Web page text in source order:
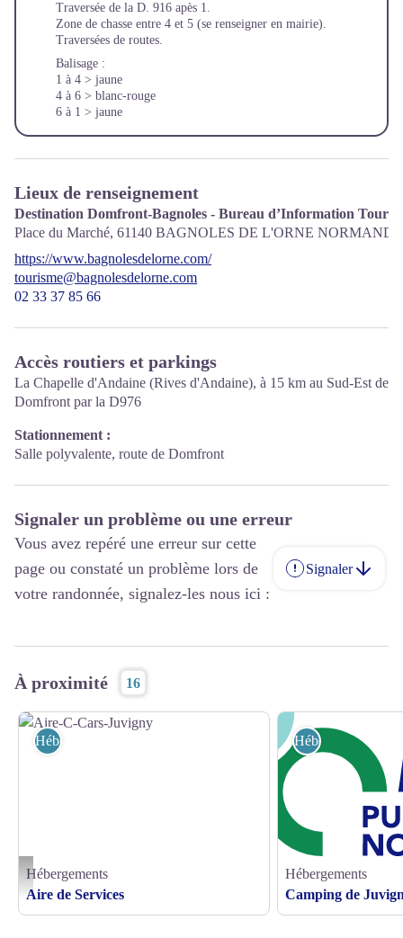
Traversée de la D. 916 apès 1.
Zone de chasse entre 4 et 5 (se renseigner en mairie).
Traversées de routes.
Balisage :
1 à 4 > jaune
4 à 6 > blanc-rouge
6 à 1 > jaune
Lieux de renseignement
Destination Domfront-Bagnoles - Bureau d’Information
Place du Marché, 61140 BAGNOLES DE L'ORNE
https://www.bagnolesdelorne.com/
tourisme@bagnolesdelorne.com
02 33 37 85 66
Accès routiers et parkings
La Chapelle d'Andaine (Rives d'Andaine), à 15 km au Sud-Est de
Domfront par la D976
Stationnement :
Salle polyvalente, route de Domfront
Signaler un problème ou une erreur
Vous avez repéré une erreur sur cette
page ou constaté un problème lors de
votre randonnée, signalez-les nous ici :
Signaler
À proximité 16
Aire-C-Cars-Juvigny - ©MAIRIE JUVIGNY
Hébergements
Hébergements
Aire de Services
Hébergements
Hébergements
Camping de